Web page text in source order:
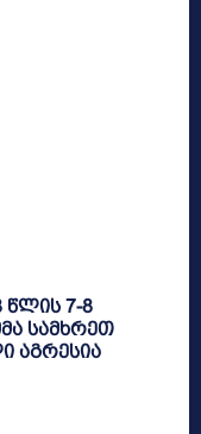
წლის 7-8
სამხრეთ
აგრესია